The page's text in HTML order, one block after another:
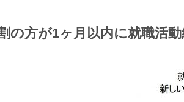
の方が1ヶ月以内に就職活